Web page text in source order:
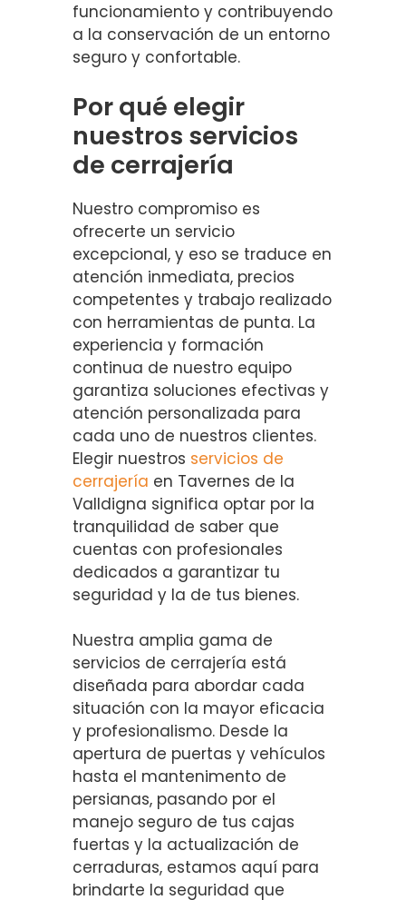
funcionamiento y contribuyendo
a la conservación de un entorno
seguro y confortable.
Por qué elegir
nuestros servicios
de cerrajería
Nuestro compromiso es
ofrecerte un servicio
excepcional, y eso se traduce en
atención inmediata, precios
competentes y trabajo realizado
con herramientas de punta. La
experiencia y formación
continua de nuestro equipo
garantiza soluciones efectivas y
atención personalizada para
cada uno de nuestros clientes.
Elegir nuestros servicios de
cerrajería en Tavernes de la
Valldigna significa optar por la
tranquilidad de saber que
cuentas con profesionales
dedicados a garantizar tu
seguridad y la de tus bienes.
Nuestra amplia gama de
servicios de cerrajería está
diseñada para abordar cada
situación con la mayor eficacia
y profesionalismo. Desde la
apertura de puertas y vehículos
hasta el mantenimento de
persianas, pasando por el
manejo seguro de tus cajas
fuertas y la actualización de
cerraduras, estamos aquí para
brindarte la seguridad que